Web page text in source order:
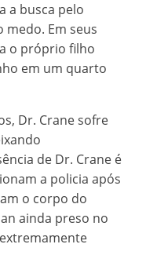
a busca pelo
Em seus
o próprio filho
em um quarto
Dr. Crane sofre
de Dr. Crane é
a policia após
o corpo do
ainda preso no